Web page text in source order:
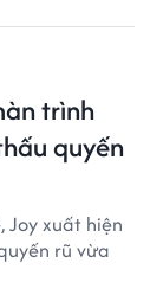
trình
quyến
Joy xuất hiện
rũ vừa